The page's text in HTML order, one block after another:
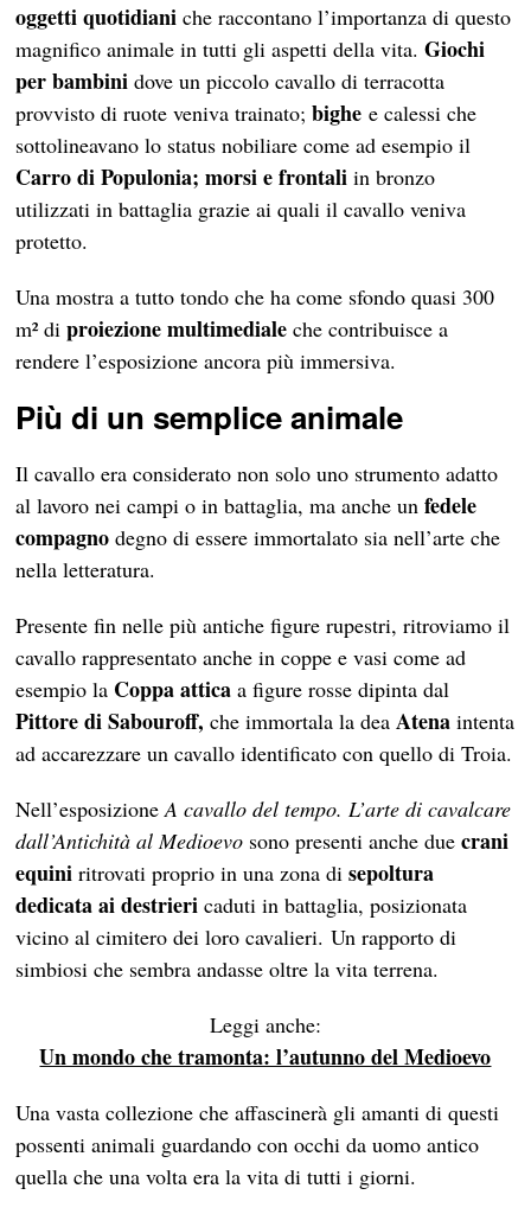
oggetti quotidiani che raccontano l’importanza di questo
magnifico animale in tutti gli aspetti della vita.Giochi
per bambinidove un piccolo cavallo di terracotta
provvisto di ruote veniva trainato;bighe e calessi che
sottolineavano lo status nobiliare come ad esempio il
Carro di Populonia; morsi e frontaliin bronzo
utilizzati in battaglia grazie ai quali il cavallo veniva
protetto.
Una mostra a tutto tondo che ha come sfondo quasi 300
m² diproiezione multimediale che contribuisce a
rendere l’esposizione ancora più immersiva.
Più di un semplice animale
Il cavallo era considerato non solo uno strumento adatto
al lavoro nei campi o in battaglia, ma anche unfedele
compagno degno di essere immortalato sia nell’arte che
nella letteratura.
Presente fin nelle più antiche figure rupestri, ritroviamo il
cavallo rappresentato anche in coppe e vasi come ad
esempio la Coppa attica a figure rosse dipinta dal
Pittoredi Sabouroff, che immortala la deaAtena intenta
ad accarezzare un cavallo identificato con quello di Troia.
Nell’esposizioneA cavallo del tempo. L’arte di cavalcare
dall’Antichità al Medioevo sono presenti anche duecrani
equini ritrovati proprio in una zona disepoltura
dedicata ai destrieri caduti in battaglia, posizionata
vicino al cimitero dei loro cavalieri. Un rapporto di
simbiosi che sembra andasse oltre la vita terrena.
Leggi anche:
Un mondo che tramonta: l’autunno del Medioevo
Una vasta collezione che affascinerà gli amanti di questi
possenti animali guardando con occhi da uomo antico
quella che una volta era la vita di tutti i giorni.